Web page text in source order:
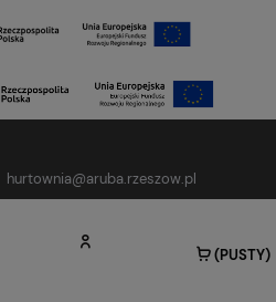
hurtownia@aruba.rzeszow.pl
(PUSTY)